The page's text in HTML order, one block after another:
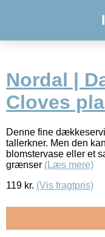
Nordal |
Cloves
Denne fine
tallerkner. Men den
blomstervase eller et
grænser (Læs mere)
119 kr. (Vis fragtpris)